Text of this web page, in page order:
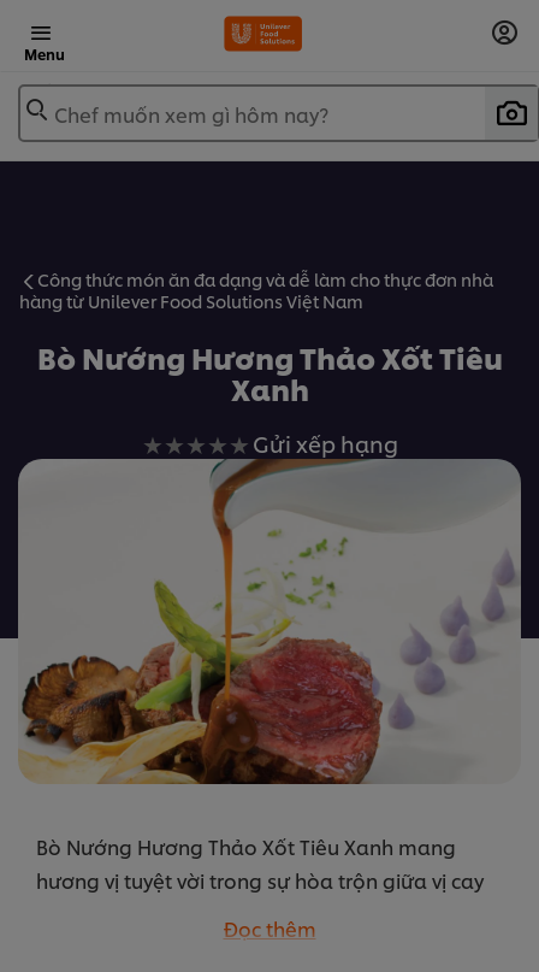
Menu
Chef muốn xem gì hôm nay?
Công thức món ăn đa dạng và dễ làm cho thực đơn nhà
hàng từ Unilever Food Solutions Việt Nam
Bò Nướng Hương Thảo Xốt Tiêu
Xanh
Không
có
hạng
nào
được
gửi
cho
recipe
này
Gửi xếp hạng
Bò Nướng Hương Thảo Xốt Tiêu Xanh mang
hương vị tuyệt vời trong sự hòa trộn giữa vị cay
Đọc thêm